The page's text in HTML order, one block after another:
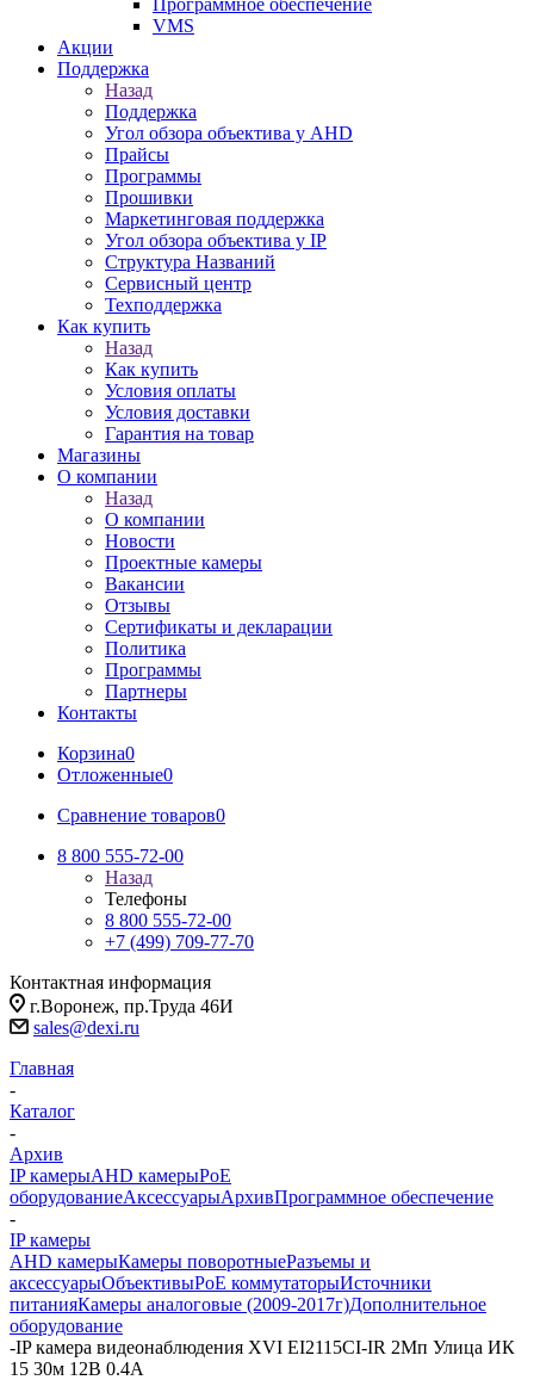
Программное обеспечение
VMS
Акции
Поддержка
Назад
Поддержка
Угол обзора объектива у AHD
Прайсы
Программы
Прошивки
Маркетинговая поддержка
Угол обзора объектива у IP
Структура Названий
Сервисный центр
Техподдержка
Как купить
Назад
Как купить
Условия оплаты
Условия доставки
Гарантия на товар
Магазины
О компании
Назад
О компании
Новости
Проектные камеры
Вакансии
Отзывы
Сертификаты и декларации
Политика
Программы
Партнеры
Контакты
Корзина0
Отложенные0
Сравнение товаров0
8 800 555-72-00
Назад
Телефоны
8 800 555-72-00
+7 (499) 709-77-70
Контактная информация
г.Воронеж, пр.Труда 46И
sales@dexi.ru
Главная
-
Каталог
-
Архив
IP камерыAHD камерыPoE
оборудованиеАксессуарыАрхивПрограммное обеспечение
-
IP камеры
AHD камерыКамеры поворотныеРазъемы и
аксессуарыОбъективыPoE коммутаторыИсточники
питанияКамеры аналоговые (2009-2017г)Дополнительное
оборудование
-IP камера видеонаблюдения XVI EI2115CI-IR 2Мп Улица ИК
15 30м 12В 0.4А